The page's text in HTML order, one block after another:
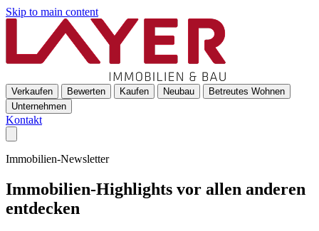
Skip to main content
Verkaufen Bewerten Kaufen Neubau
Betreutes Wohnen
Unternehmen
Kontakt
Immobilien-Newsletter
Immobilien-Highlights vor allen anderen
entdecken